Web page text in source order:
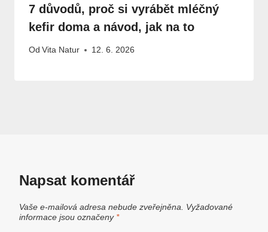
7 důvodů, proč si vyrábět mléčný
kefir doma a návod, jak na to
Od Vita Natur 12. 6. 2026
Napsat komentář
Vaše e-mailová adresa nebude zveřejněna.
Vyžadované
informace jsou označeny *